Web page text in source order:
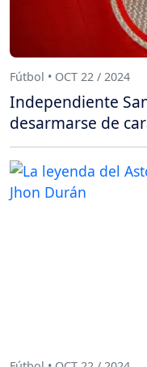
Fútbol • OCT 22 / 2024
Independiente
desarmarse de